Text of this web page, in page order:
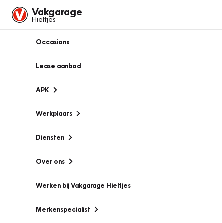
Vakgarage
Hieltjes
Occasions
Lease aanbod
APK
Werkplaats
Diensten
Over ons
Werken bij Vakgarage Hieltjes
Merkenspecialist